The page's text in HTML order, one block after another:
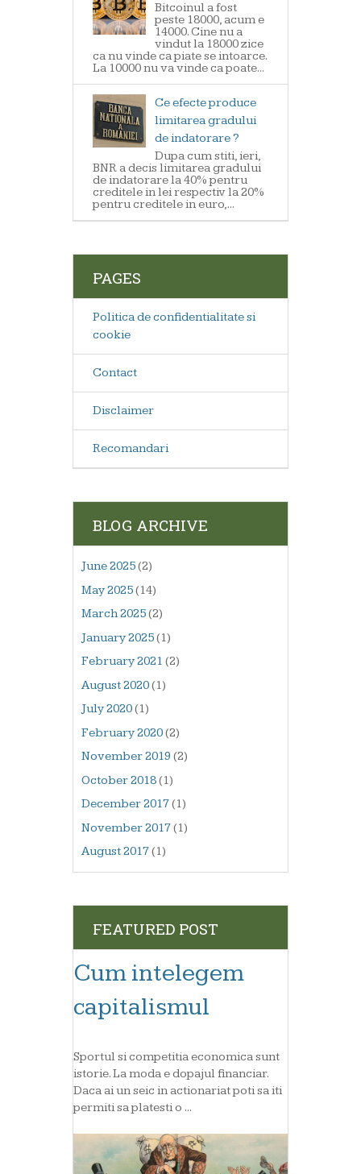
Bitcoinul a fost
peste 18000, acum e
14000. Cine nu a
vindut la 18000 zice
ca nu vinde ca piate se intoarce.
La 10000 nu va vinde ca poate...
Ce efecte produce
limitarea gradului
de indatorare ?
Dupa cum stiti, ieri,
BNR a decis limitarea gradului
de indatorare la 40% pentru
creditele in lei respectiv la 20%
pentru creditele in euro,...
PAGES
Politica de confidentialitate si
cookie
Contact
Disclaimer
Recomandari
BLOG ARCHIVE
June 2025(2)
May 2025(14)
March 2025(2)
January 2025(1)
February 2021 (2)
August 2020(1)
July 2020(1)
February 2020(2)
November 2019 (2)
October 2018(1)
December 2017(1)
November 2017(1)
August 2017(1)
FEATURED POST
Cum intelegem
capitalismul
Sportul si competitia economica sunt
istorie. La moda e dopajul financiar.
Daca ai un seic in actionariat poti sa iti
permiti sa platesti o ...